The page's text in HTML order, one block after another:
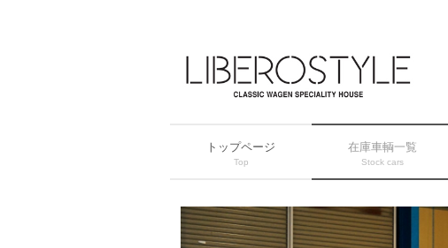
トップページ
Top
在庫車輌一覧
Stock cars